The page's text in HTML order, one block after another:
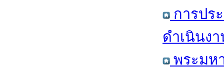
การปร
ดำเนินง
พระมห